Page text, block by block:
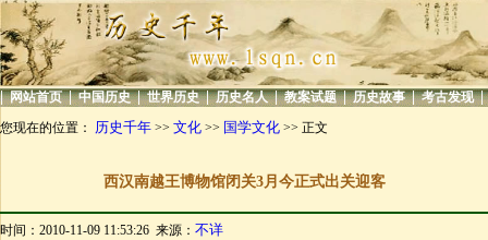
| 网站首页 | 中国历史 | 世界历史 | 历史名人 | 教案试题 | 历史故事 | 考古发现 |
您现在的位置： 历史千年 >> 文化 >> 国学文化 >> 正文
西汉南越王博物馆闭关3月今正式出关迎客
时间：2010-11-09 11:53:26 来源： 不详